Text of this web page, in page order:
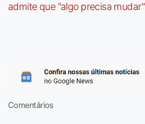
admite que "algo precisa mudar"
Comentários